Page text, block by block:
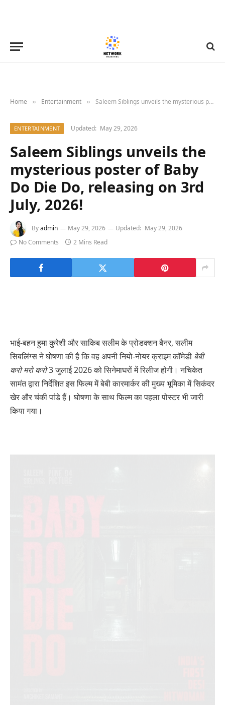
Home » Entertainment » Saleem Siblings unveils the mysterious poster of Baby Do Die Do, releasing on 3rd July, 2026!
ENTERTAINMENT Updated: May 29, 2026
Saleem Siblings unveils the
mysterious poster of Baby
Do Die Do, releasing on 3rd
July, 2026!
Byadmin May 29, 2026 Updated: May 29, 2026
No Comments
2 Mins Read
भाई-बहन हुमा कुरेशी और साकिब सलीम के प्रोडक्शन बैनर, सलीम
सिबलिंग्स ने घोषणा की है कि वह अपनी नियो-नोयर क्राइम कॉमेडी बेबी
करो मरो करो3 जुलाई 2026 को सिनेमाघरों में रिलीज होगी। नचिकेत
सामंत द्वारा निर्देशित इस फिल्म में बेबी कारमार्कर की मुख्य भूमिका में सिकंदर
खेर और चंकी पांडे हैं। घोषणा के साथ फिल्म का पहला पोस्टर भी जारी
किया गया।